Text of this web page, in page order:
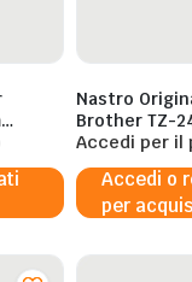
Nastro
Brother TZ-
Nero/Bianco
Accedi per il
Accedi o
per